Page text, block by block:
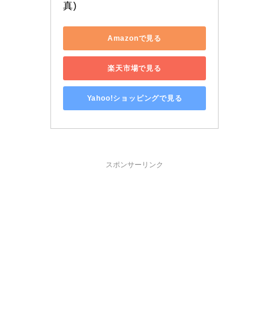
真)
Amazonで見る
楽天市場で見る
Yahoo!ショッピングで見る
スポンサーリンク